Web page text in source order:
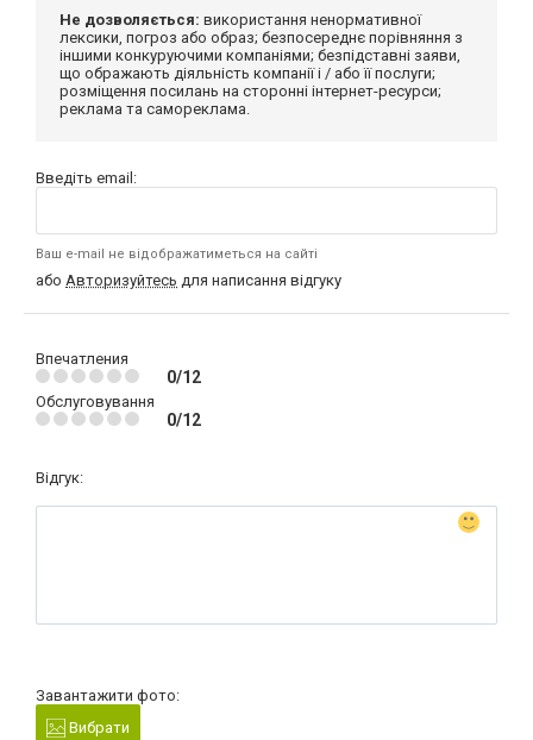
Не дозволяється: використання ненормативної
лексики, погроз або образ; безпосереднє порівняння з
іншими конкуруючими компаніями; безпідставні заяви,
що ображають діяльність компанії і / або її послуги;
розміщення посилань на сторонні інтернет-ресурси;
реклама та самореклама.
Введіть email:
Ваш e-mail не відображатиметься на сайті
або Авторизуйтесь для написання відгуку
Впечатления
0/12
Обслуговування
0/12
Відгук:
Завантажити фото:
Вибрати